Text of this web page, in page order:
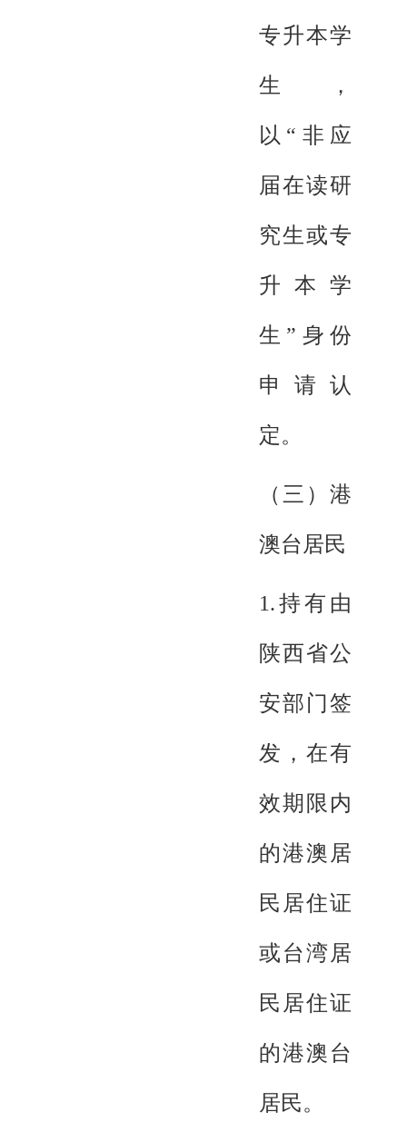
专升本学
生，
以“非应
届在读研
究生或专
升本学
生”身份
申请认
定。
（三）港
澳台居民
1.持有由
陕西省公
安部门签
发，在有
效期限内
的港澳居
民居住证
或台湾居
民居住证
的港澳台
居民。